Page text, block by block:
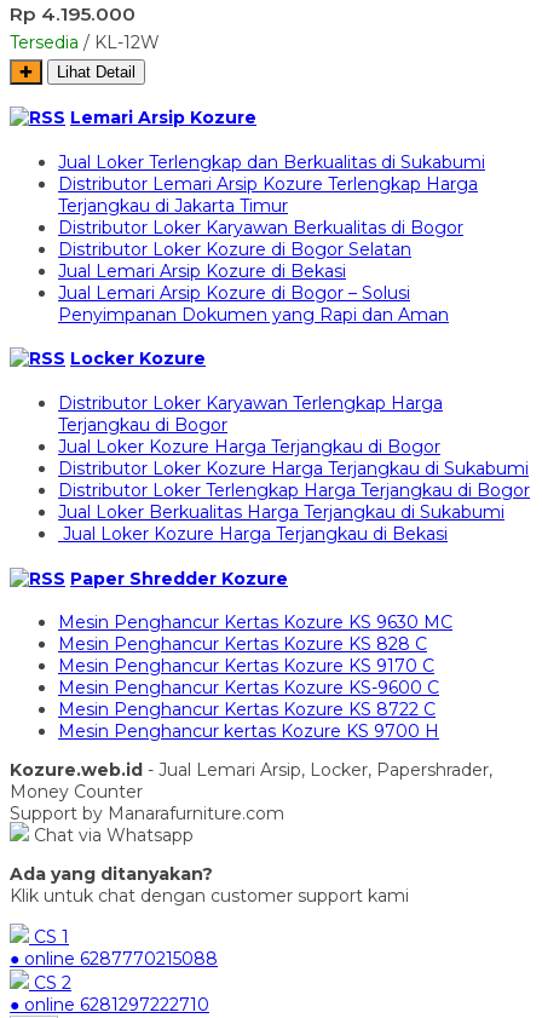
Rp 4.195.000
Tersedia / KL-12W
✚ Lihat Detail
Lemari Arsip Kozure
Jual Loker Terlengkap dan Berkualitas di Sukabumi
Distributor Lemari Arsip Kozure Terlengkap Harga
Terjangkau di Jakarta Timur
Distributor Loker Karyawan Berkualitas di Bogor
Distributor Loker Kozure di Bogor Selatan
Jual Lemari Arsip Kozure di Bekasi
Jual Lemari Arsip Kozure di Bogor – Solusi
Penyimpanan Dokumen yang Rapi dan Aman
Locker Kozure
Distributor Loker Karyawan Terlengkap Harga
Terjangkau di Bogor
Jual Loker Kozure Harga Terjangkau di Bogor
Distributor Loker Kozure Harga Terjangkau di Sukabumi
Distributor Loker Terlengkap Harga Terjangkau di Bogor
Jual Loker Berkualitas Harga Terjangkau di Sukabumi
Jual Loker Kozure Harga Terjangkau di Bekasi
Paper Shredder Kozure
Mesin Penghancur Kertas Kozure KS 9630 MC
Mesin Penghancur Kertas Kozure KS 828 C
Mesin Penghancur Kertas Kozure KS 9170 C
Mesin Penghancur Kertas Kozure KS-9600 C
Mesin Penghancur Kertas Kozure KS 8722 C
Mesin Penghancur kertas Kozure KS 9700 H
Kozure.web.id - Jual Lemari Arsip, Locker, Papershrader,
Money Counter
Support by Manarafurniture.com
Chat via Whatsapp
Ada yang ditanyakan?
Klik untuk chat dengan customer support kami
CS 1
● online 6287770215088
CS 2
● online 6281297222710